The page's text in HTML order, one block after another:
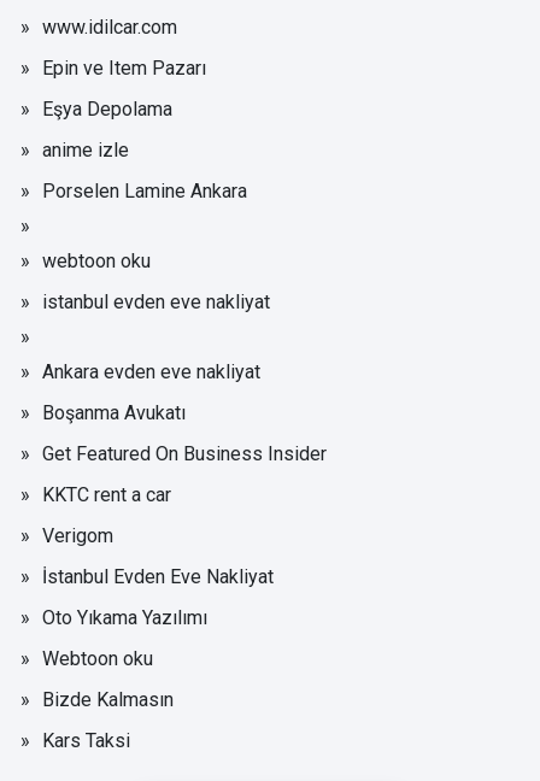
www.idilcar.com
Epin ve Item Pazarı
Eşya Depolama
anime izle
Porselen Lamine Ankara
webtoon oku
istanbul evden eve nakliyat
Ankara evden eve nakliyat
Boşanma Avukatı
Get Featured On Business Insider
KKTC rent a car
Verigom
İstanbul Evden Eve Nakliyat
Oto Yıkama Yazılımı
Webtoon oku
Bizde Kalmasın
Kars Taksi